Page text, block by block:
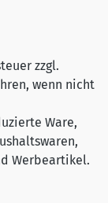
zzgl.
wenn nicht
Ware,
Werbeartikel.